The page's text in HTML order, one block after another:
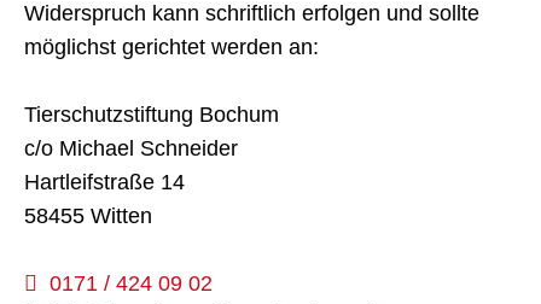
Widerspruch kann schriftlich erfolgen und sollte
möglichst gerichtet werden an:
Tierschutzstiftung Bochum
c/o Michael Schneider
Hartleifstraße 14
58455 Witten
0171 / 424 09 02